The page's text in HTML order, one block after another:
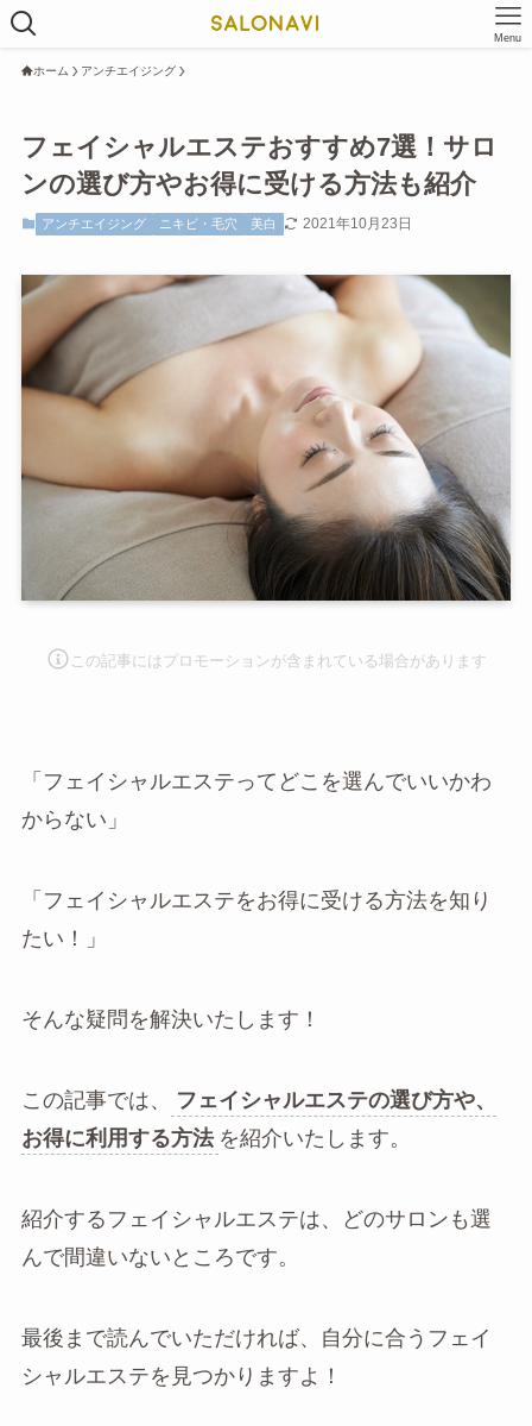
Menu
ホーム アンチエイジング
フェイシャルエステおすすめ7選！サロ
ンの選び方やお得に受ける方法も紹介
アンチエイジング ニキビ・毛穴 美白 2021年10月23日
この記事にはプロモーションが含まれて いる場合があります
「フェイシャルエステってどこを選んでいいかわ
からない」
「フェイシャルエステをお得に受ける方法を知り
たい！」
そんな疑問を解決いたします！
この記事では、
フェイシャルエステの選び方や、
お得に利用する方法 を紹介いたします。
紹介するフェイシャルエステは、どのサロンも選
んで間違いないところです。
最後まで読んでいただければ、自分に合うフェイ
シャルエステを見つかりますよ！